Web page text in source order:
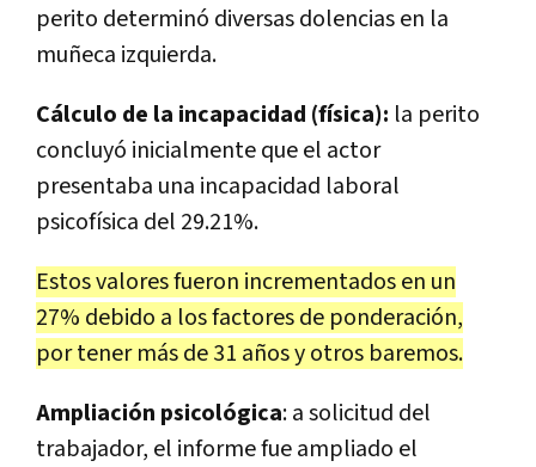
perito determinó diversas dolencias en la
muñeca izquierda.
Cálculo de la incapacidad (física): la perito
concluyó inicialmente que el actor
presentaba una incapacidad laboral
psicofísica del 29.21%.
Estos valores fueron incrementados en un
27% debido a los factores de ponderación,
por tener más de 31 años y otros baremos.
Ampliación psicológica: a solicitud del
trabajador, el informe fue ampliado el